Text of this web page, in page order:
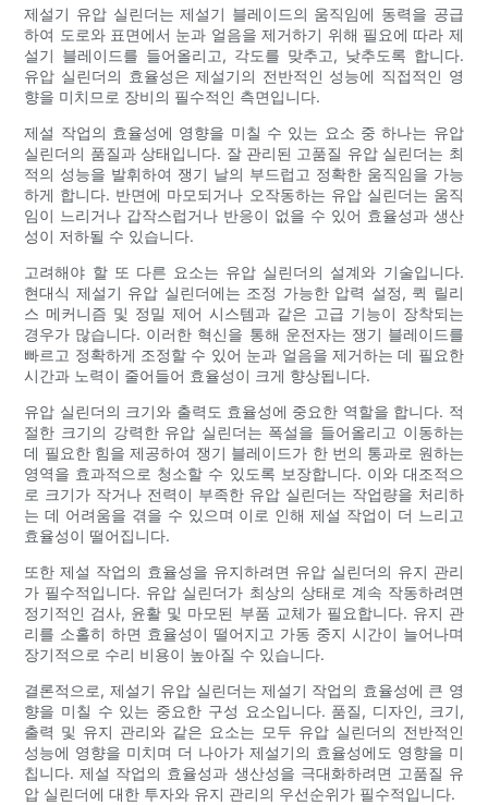
제설기 유압 실린더는 제설기 블레이드의 움직임에 동력을 공급
하여 도로와 표면에서 눈과 얼음을 제거하기 위해 필요에 따라 제
설기 블레이드를 들어올리고, 각도를 맞추고, 낮추도록 합니다.
유압 실린더의 효율성은 제설기의 전반적인 성능에 직접적인 영
향을 미치므로 장비의 필수적인 측면입니다.
제설 작업의 효율성에 영향을 미칠 수 있는 요소 중 하나는 유압
실린더의 품질과 상태입니다. 잘 관리된 고품질 유압 실린더는 최
적의 성능을 발휘하여 쟁기 날의 부드럽고 정확한 움직임을 가능
하게 합니다. 반면에 마모되거나 오작동하는 유압 실린더는 움직
임이 느리거나 갑작스럽거나 반응이 없을 수 있어 효율성과 생산
성이 저하될 수 있습니다.
고려해야 할 또 다른 요소는 유압 실린더의 설계와 기술입니다.
현대식 제설기 유압 실린더에는 조정 가능한 압력 설정, 퀵 릴리
스 메커니즘 및 정밀 제어 시스템과 같은 고급 기능이 장착되는
경우가 많습니다. 이러한 혁신을 통해 운전자는 쟁기 블레이드를
빠르고 정확하게 조정할 수 있어 눈과 얼음을 제거하는 데 필요한
시간과 노력이 줄어들어 효율성이 크게 향상됩니다.
유압 실린더의 크기와 출력도 효율성에 중요한 역할을 합니다. 적
절한 크기의 강력한 유압 실린더는 폭설을 들어올리고 이동하는
데 필요한 힘을 제공하여 쟁기 블레이드가 한 번의 통과로 원하는
영역을 효과적으로 청소할 수 있도록 보장합니다. 이와 대조적으
로 크기가 작거나 전력이 부족한 유압 실린더는 작업량을 처리하
는 데 어려움을 겪을 수 있으며 이로 인해 제설 작업이 더 느리고
효율성이 떨어집니다.
또한 제설 작업의 효율성을 유지하려면 유압 실린더의 유지 관리
가 필수적입니다. 유압 실린더가 최상의 상태로 계속 작동하려면
정기적인 검사, 윤활 및 마모된 부품 교체가 필요합니다. 유지 관
리를 소홀히 하면 효율성이 떨어지고 가동 중지 시간이 늘어나며
장기적으로 수리 비용이 높아질 수 있습니다.
결론적으로, 제설기 유압 실린더는 제설기 작업의 효율성에 큰 영
향을 미칠 수 있는 중요한 구성 요소입니다. 품질, 디자인, 크기,
출력 및 유지 관리와 같은 요소는 모두 유압 실린더의 전반적인
성능에 영향을 미치며 더 나아가 제설기의 효율성에도 영향을 미
칩니다. 제설 작업의 효율성과 생산성을 극대화하려면 고품질 유
압 실린더에 대한 투자와 유지 관리의 우선순위가 필수적입니다.